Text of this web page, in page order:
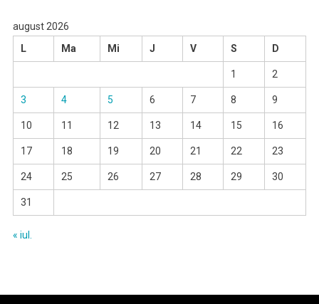
august 2026
L
Ma Mi J V S D
1 2
3 4 5 6 7 8 9
10 11 12 13 14 15 16
17 18 19 20 21 22 23
24 25 26 27 28 29 30
31
« iul.